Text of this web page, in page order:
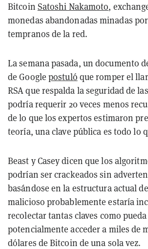
Bitcoin Satoshi Nakamoto,
monedas abandonadas minadas
tempranos de la red.
La semana pasada, un documento
de Google postuló que romper el
RSA que respalda la seguridad de
podría requerir 20 veces menos
de lo que los expertos estimaron
teoría, una clave pública es todo lo
Beast y Casey dicen que los
podrían ser crackeados sin
basándose en la estructura actual
malicioso probablemente estaría
recolectar tantas claves como
potencialmente acceder a miles de
dólares de Bitcoin de una sola vez.